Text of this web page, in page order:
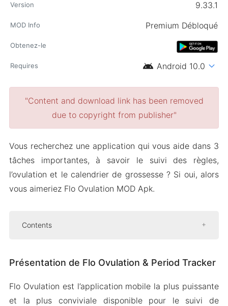
Version 9.33.1
MOD Info Premium Débloqué
Obtenez-le
Requires android Android 10.0 expand_more
"Content and download link has been removed
due to copyright from publisher"
Vous recherchez une application qui vous aide dans 3
tâches importantes, à savoir le suivi des règles,
l’ovulation et le calendrier de grossesse ? Si oui, alors
vous aimeriez Flo Ovulation MOD Apk.
Contents
Suivi du cycle menstruel et calculateur de
Calculatrice d’ovulation et calculatrice de
Présentation de Flo Ovulation & Period Tracker
Flo Ovulation est l’application mobile la plus puissante
et la plus conviviale disponible pour le suivi de